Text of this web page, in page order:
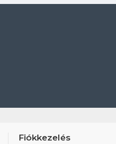
Fiókkezelés